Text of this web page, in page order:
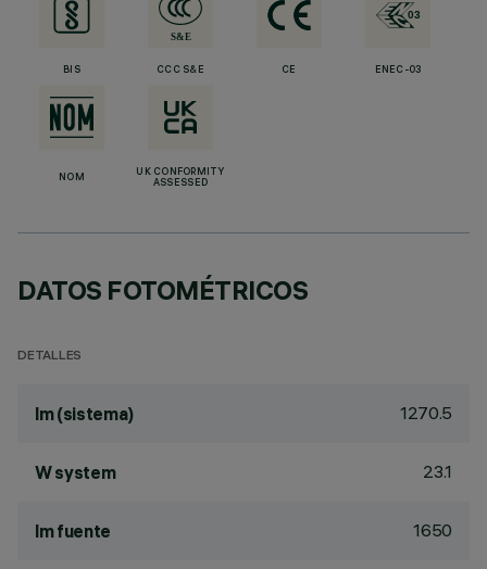
BIS CCC S&E CE ENEC-03
NOM
UK CONFORMITY
ASSESSED
DATOS FOTOMÉTRICOS
DETALLES
lm (sistema) 1270.5
W system 23.1
lm fuente 1650